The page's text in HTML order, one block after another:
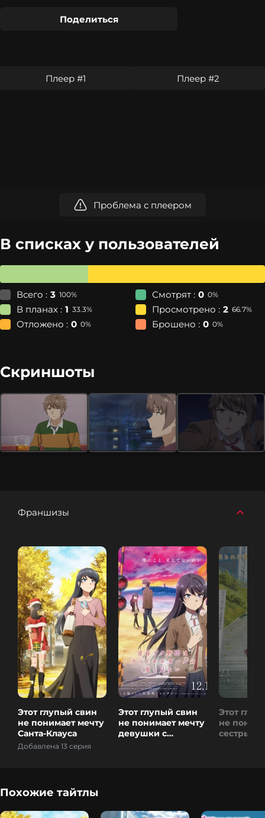
Поделиться
Плеер #1 Плеер #2
Проблема с плеером
В списках у пользователей
Всего : 3 100% Смотрят : 0 0%
В планах : 1 33.3% Просмотрено : 2 66.7%
Отложено : 0 0% Брошено : 0 0%
Скриншоты
Франшизы
Этот глупый свин
не понимает мечту
Санта-Клауса
Добавлена 13 серия
Этот глупый свин
не понимает мечту
девушки с
Этот
не
сестры на
Похожие тайтлы